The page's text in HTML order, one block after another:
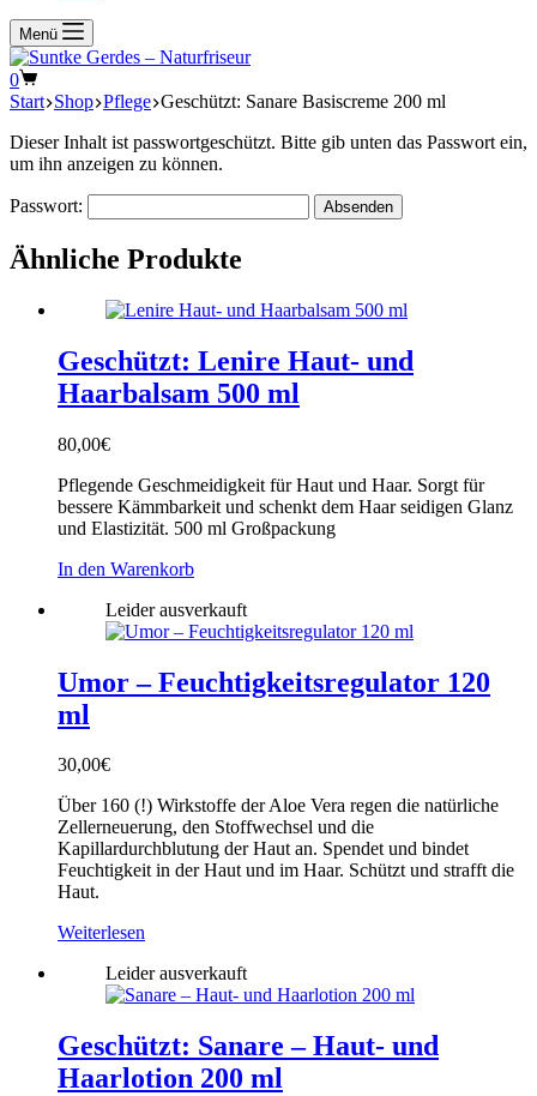
Menü
Warenkorb
0
Start Shop Pflege Geschützt: Sanare Basiscreme 200 ml
Dieser Inhalt ist passwortgeschützt. Bitte gib unten das Passwort ein,
um ihn anzeigen zu können.
Passwort:
Ähnliche Produkte
Geschützt: Lenire Haut- und
Haarbalsam 500 ml
80,00€
Pflegende Geschmeidigkeit für Haut und Haar. Sorgt für
bessere Kämmbarkeit und schenkt dem Haar seidigen Glanz
und Elastizität. 500 ml Großpackung
In den Warenkorb
Leider ausverkauft
Umor – Feuchtigkeitsregulator 120
ml
30,00€
Über 160 (!) Wirkstoffe der Aloe Vera regen die natürliche
Zellerneuerung, den Stoffwechsel und die
Kapillardurchblutung der Haut an. Spendet und bindet
Feuchtigkeit in der Haut und im Haar. Schützt und strafft die
Haut.
Weiterlesen
Leider ausverkauft
Geschützt: Sanare – Haut- und
Haarlotion 200 ml